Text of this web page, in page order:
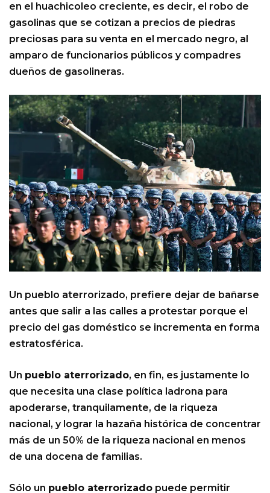
en el huachicoleo creciente, es decir, el robo de
gasolinas que se cotizan a precios de piedras
preciosas para su venta en el mercado negro, al
amparo de funcionarios públicos y compadres
dueños de gasolineras.
Un pueblo aterrorizado, prefiere dejar de bañarse
antes que salir a las calles a protestar porque el
precio del gas doméstico se incrementa en forma
estratosférica.
Un pueblo aterrorizado, en fin, es justamente lo
que necesita una clase política ladrona para
apoderarse, tranquilamente, de la riqueza
nacional, y lograr la hazaña histórica de concentrar
más de un 50% de la riqueza nacional en menos
de una docena de familias.
Sólo un pueblo aterrorizado puede permitir